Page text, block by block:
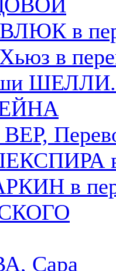
в
Хьюз в
ШЕЛЛИ.
ВЕР,
в
в
Сара